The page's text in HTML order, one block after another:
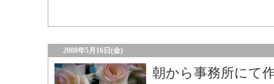
2008年5月16日(金)
朝から事務所にて